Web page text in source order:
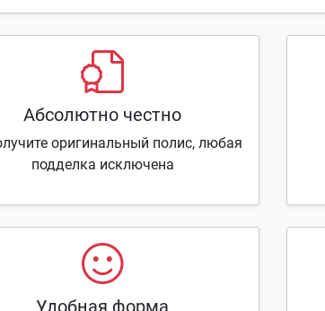
Абсолютно честно
оригинальный полис, любая
подделка исключена